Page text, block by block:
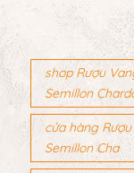
shop Rượu
Semillon
cửa hàng
Semillon Cha